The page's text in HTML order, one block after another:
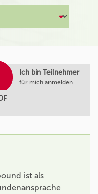
ist als
Ich bin Teilnehmer
für mich anmelden